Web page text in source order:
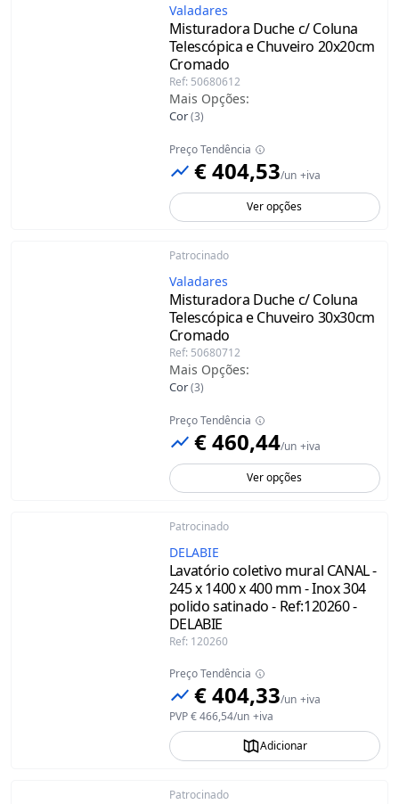
Valadares
Misturadora Duche c/ Coluna
Telescópica e Chuveiro 20x20cm
Cromado
Ref: 50680612
Mais Opções:
Cor(3)
Preço Tendência
€ 404,53/un +iva
Ver opções
Patrocinado
Valadares
Misturadora Duche c/ Coluna
Telescópica e Chuveiro 30x30cm
Cromado
Ref: 50680712
Mais Opções:
Cor(3)
Preço Tendência
€ 460,44/un +iva
Ver opções
Patrocinado
DELABIE
Lavatório coletivo mural CANAL -
245 x 1400 x 400 mm - Inox 304
polido satinado - Ref:120260 -
DELABIE
Ref: 120260
Preço Tendência
€ 404,33/un +iva
PVP€ 466,54/un +iva
Adicionar
Patrocinado